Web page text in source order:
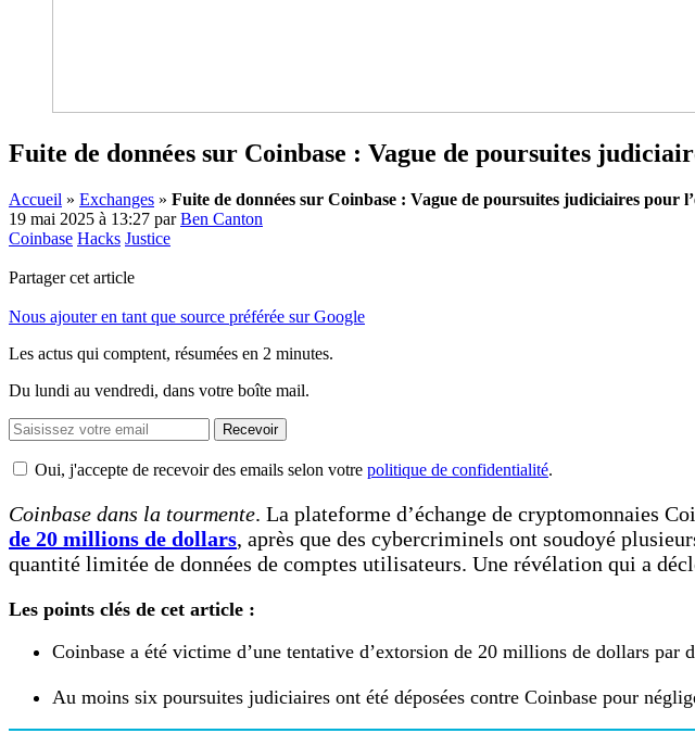
Fuite de données sur Coinbase : Vague de poursuites
Accueil » Exchanges » Fuite de données sur Coinbase : Vague de poursuites judiciaires pour
19 mai 2025 à 13:27 parBen Canton
Coinbase Hacks Justice
Partager cet article
Nous ajouter en tant que source préférée sur Google
Les actus qui comptent, résumées en 2 minutes.
Du lundi au vendredi, dans votre boîte mail.
Recevoir
Oui, j'accepte de recevoir des emails selon votre politique de confidentialité.
Coinbase dans la tourmente. La plateforme d’échange de cryptomonnaies
de 20 millions de dollars, après que des cybercriminels ont soudoyé
quantité limitée de données de comptes utilisateurs. Une révélation qui a
Les points clés de cet article :
Coinbase a été victime d’une tentative d’extorsion de 20 millions de dollars par
Au moins six poursuites judiciaires ont été déposées contre Coinbase pour